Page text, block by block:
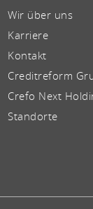
Wir über uns
Karriere
Kontakt
Creditreform
Crefo Next
Standorte